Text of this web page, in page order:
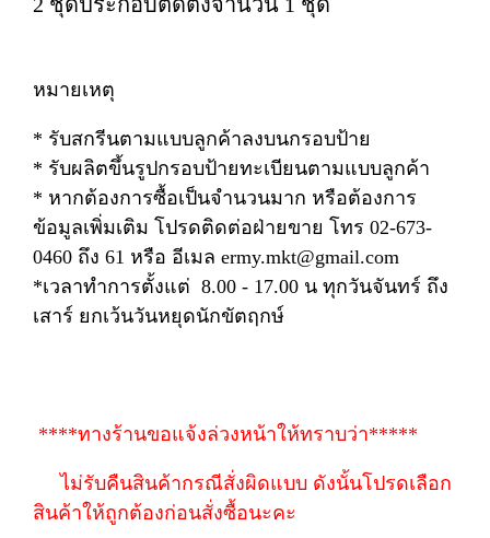
หมายเหตุ
* รับสกรีนตามแบบลูกค้าลงบนกรอบป้าย
* รับผลิตขึ้นรูปกรอบป้ายทะเบียนตามแบบลูกค้า
* หากต้องการซื้อเป็นจำนวนมาก หรือต้องการ
ข้อมูลเพิ่มเติม โปรดติดต่อฝ่ายขาย โทร 02-673-
0460 ถึง 61 หรือ อีเมล ermy.mkt@gmail.com
*เวลาทำการตั้งแต่ 8.00 - 17.00 น ทุกวันจันทร์ ถึง
เสาร์ ยกเว้นวันหยุดนักขัตฤกษ์
****ทางร้านขอแจ้งล่วงหน้าให้ทราบว่า*****
ไม่รับคืนสินค้ากรณีสั่งผิดแบบ ดังนั้นโปรดเลือก
สินค้าให้ถูกต้องก่อนสั่งซื้อนะคะ